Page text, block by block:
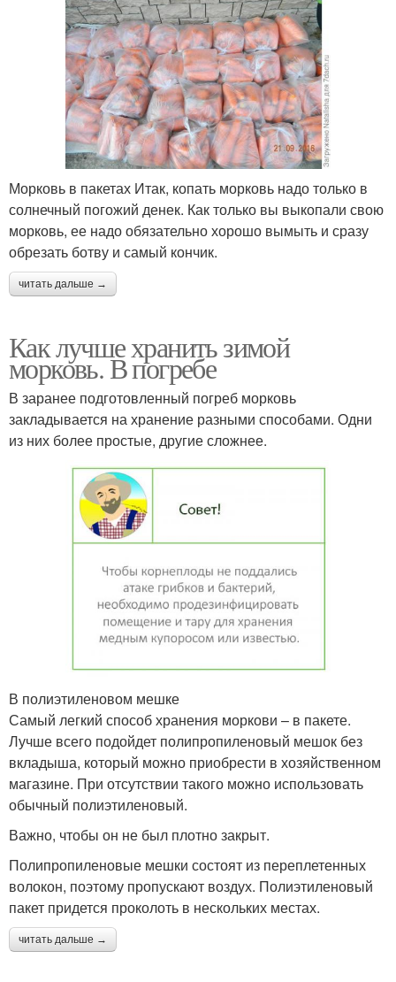
Морковь в пакетах Итак, копать морковь надо только в
солнечный погожий денек. Как только вы выкопали свою
морковь, ее надо обязательно хорошо вымыть и сразу
обрезать ботву и самый кончик.
читать дальше →
Как лучше хранить зимой
морковь. В погребе
В заранее подготовленный погреб морковь
закладывается на хранение разными способами. Одни
из них более простые, другие сложнее.
В полиэтиленовом мешке
Самый легкий способ хранения моркови – в пакете.
Лучше всего подойдет полипропиленовый мешок без
вкладыша, который можно приобрести в хозяйственном
магазине. При отсутствии такого можно использовать
обычный полиэтиленовый.
Важно, чтобы он не был плотно закрыт.
Полипропиленовые мешки состоят из переплетенных
волокон, поэтому пропускают воздух. Полиэтиленовый
пакет придется проколоть в нескольких местах.
читать дальше →